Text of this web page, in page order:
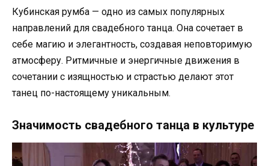
Кубинская румба — одно из самых популярных
направлений для свадебного танца. Она сочетает в
себе магию и элегантность, создавая неповторимую
атмосферу. Ритмичные и энергичные движения в
сочетании с изящностью и страстью делают этот
танец по-настоящему уникальным.
Значимость свадебного танца в культуре